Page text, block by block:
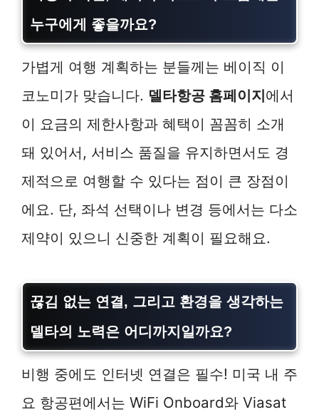
누구에게 좋을까요?
가볍게 여행 계획하는 분들께는 베이직 이
코노미가 맞습니다. 델타항공 홈페이지에서
이 요금의 제한사항과 혜택이 꼼꼼히 소개
돼 있어서, 서비스 품질을 유지하면서도 경
제적으로 여행할 수 있다는 점이 큰 장점이
에요. 단, 좌석 선택이나 변경 등에서는 다소
제약이 있으니 신중한 계획이 필요해요.
끊김 없는 연결, 그리고 환경을 생각하는
델타의 노력은 어디까지일까요?
비행 중에도 인터넷 연결은 필수! 미국 내 주
요 항공편에서는 WiFi Onboard와 Viasat